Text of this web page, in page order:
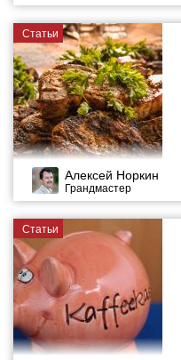
Статьи
Алексей Норкин
Грандмастер
Статьи